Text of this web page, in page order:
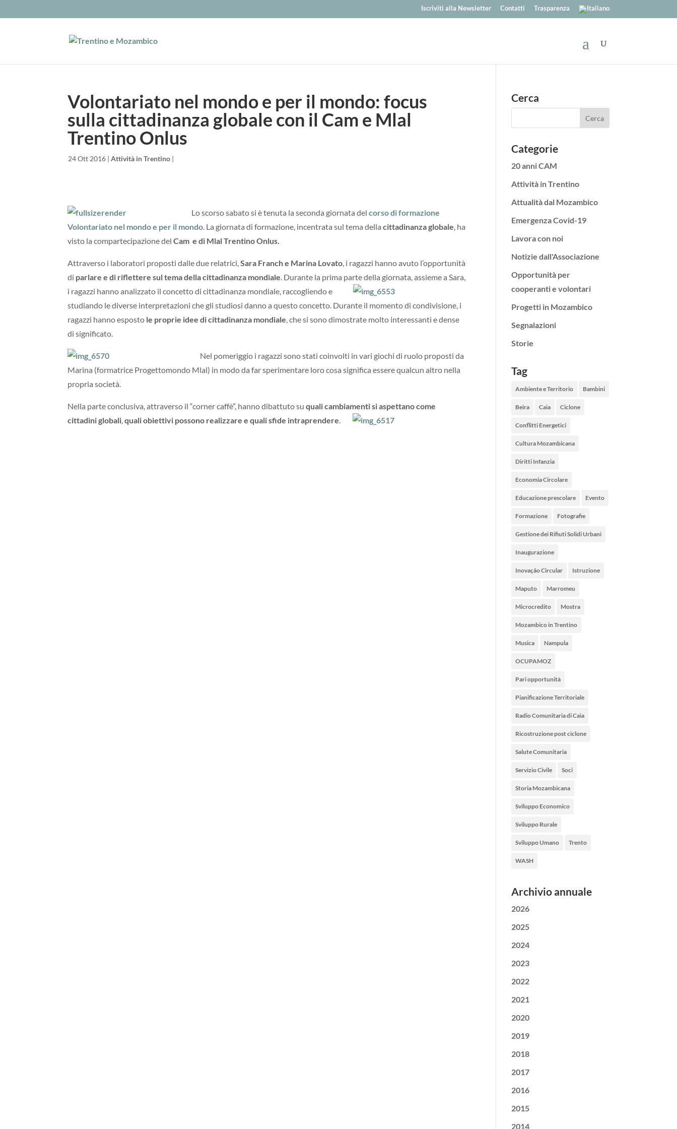
Iscriviti alla Newsletter Contatti Trasparenza
Volontariato nel mondo e per il mondo: focus
sulla cittadinanza globale con il Cam e Mlal
Trentino Onlus
24 Ott 2016 |Attività in Trentino |
Lo scorso sabato si è tenuta la seconda giornata delcorso di formazione
Volontariato nel mondo e per il mondo. La giornata di formazione, incentrata sul tema dellacittadinanza globale, ha
visto la compartecipazione delCam e di Mlal Trentino Onlus.
Attraverso i laboratori proposti dalle due relatrici,Sara Franch e Marina Lovato, i ragazzi hanno avuto l’opportunità
di parlare e di riflettere sul tema della cittadinanza mondiale. Durante la prima parte della giornata, assieme a Sara,
i ragazzi hanno analizzato ilconcetto di cittadinanza mondiale, raccogliendo e
studiando le diverse interpretazioni che gli studiosi danno a questo concetto. Durante il momento di condivisione, i
ragazzi hanno esposto le proprie idee di cittadinanza mondiale, che si sono dimostrate molto interessanti e dense
di significato.
Nel pomeriggio i ragazzi sono stati coinvolti in vari giochi di ruolo proposti da
Marina (formatrice Progettomondo Mlal) in modo da far sperimentare loro cosa significa essere qualcun altro nella
propria società.
Nella parte conclusiva, attraverso il “corner caffè”, hanno dibattuto suquali cambiamenti si aspettano come
cittadini globali,quali obiettivi possono realizzare e quali sfide intraprendere.
Cerca
Categorie
20 anni CAM
Attività in Trentino
Attualità dal Mozambico
Emergenza Covid-19
Lavora con noi
Notizie dall'Associazione
Opportunità per
cooperanti e volontari
Progetti in Mozambico
Segnalazioni
Storie
Tag
Ambiente e Territorio Bambini
Beira Caia Ciclone
Conflitti Energetici
Cultura Mozambicana
Diritti Infanzia
Economia Circolare
Educazione prescolare Evento
Formazione Fotografie
Gestione dei Rifiuti Solidi Urbani
Inaugurazione
Inovação Circular Istruzione
Maputo Marromeu
Microcredito Mostra
Mozambico in Trentino
Musica Nampula
OCUPAMOZ
Pari opportunità
Pianificazione Territoriale
Radio Comunitaria di Caia
Ricostruzione post ciclone
Salute Comunitaria
Servizio Civile Soci
Storia Mozambicana
Sviluppo Economico
Sviluppo Rurale
Sviluppo Umano Trento
WASH
Archivio annuale
2026
2025
2024
2023
2022
2021
2020
2019
2018
2017
2016
2015
2014